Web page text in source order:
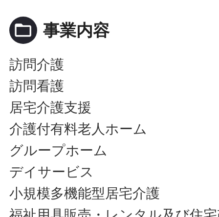
folder_open 事業内容
訪問介護
訪問看護
居宅介護支援
介護付有料老人ホーム
グループホーム
デイサービス
小規模多機能型居宅介護